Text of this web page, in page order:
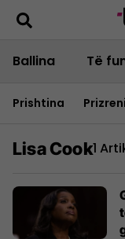
Ballina Të
Prishtina Prizreni
Lisa Cook1